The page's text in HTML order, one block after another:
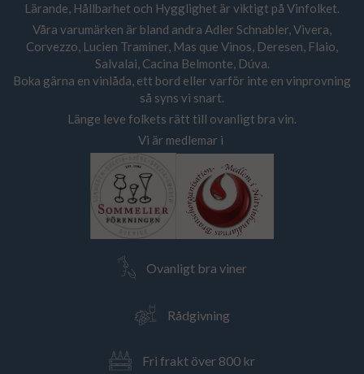
Lärande, Hållbarhet och Hygglighet är viktigt på Vinfolket.
Våra varumärken är bland andra Adler Schnabler, Vivera,
Corvezzo, Lucien Traminer, Mas que Vinos, Deresen, Flaio,
Salvalai, Cacina Belmonte, Dúva.
Boka gärna en vinlåda, ett bord eller varför inte en vinprovning
så syns vi snart.
Länge leve folkets rätt till ovanligt bra vin.
Vi är medlemar i
Ovanligt bra viner
Rådgivning
Fri frakt över 800 kr